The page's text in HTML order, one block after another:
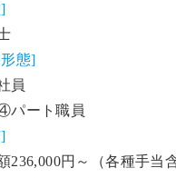
態]
員
ート職員
236,000円～（各種手当含